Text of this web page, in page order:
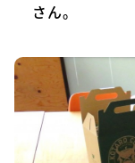
さん。